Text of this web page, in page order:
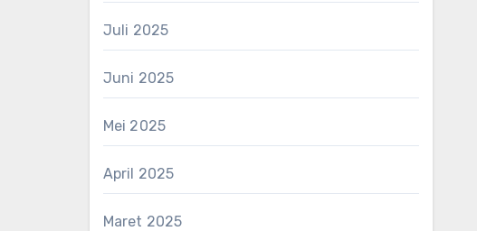
Juli 2025
Juni 2025
Mei 2025
April 2025
Maret 2025